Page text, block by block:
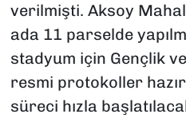
verilmişti. Aksoy
ada 11 parselde
stadyum için Gençlik
resmi protokoller
süreci hızla